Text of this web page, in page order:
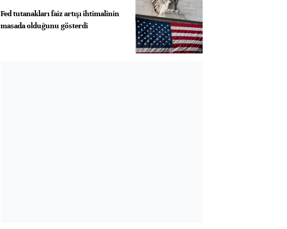
Fed tutanakları faiz artışı ihtimalinin
masada olduğunu gösterdi